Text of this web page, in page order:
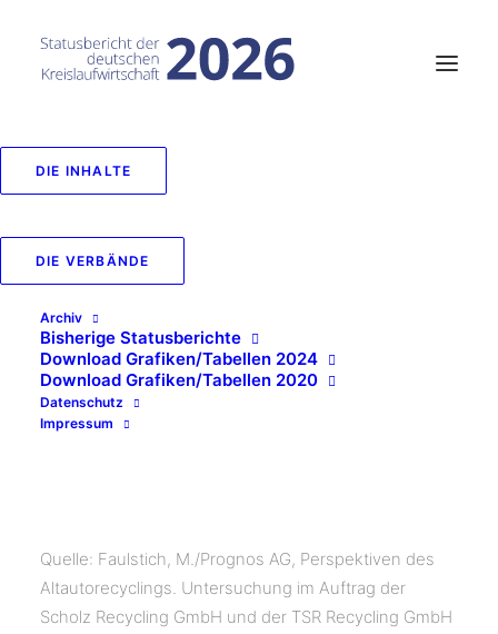
DIE INHALTE
DIE VERBÄNDE
Archiv
Bisherige Statusberichte
Download Grafiken/Tabellen 2024
Download Grafiken/Tabellen 2020
Datenschutz
Impressum
33_Durchschnittliche
Zusammensetzung eines
PKW
IN VERWERTUNGSWEGE ,2024
Quelle: Faulstich, M./Prognos AG, Perspektiven des
Altautorecyclings. Untersuchung im Auftrag der
Scholz Recycling GmbH und der TSR Recycling GmbH